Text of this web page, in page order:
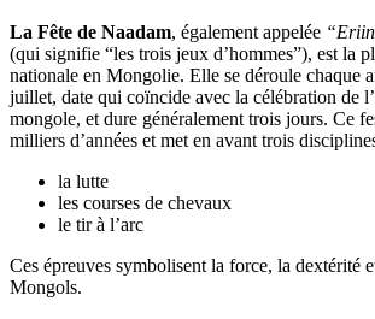
La Fête de Naadam, également appelée
(qui signifie “les trois jeux d’hommes”), est la
nationale en Mongolie. Elle se déroule chaque
juillet, date qui coïncide avec la célébration de
mongole, et dure généralement trois jours. Ce
milliers d’années et met en avant trois
la lutte
les courses de chevaux
le tir à l’arc
Ces épreuves symbolisent la force, la dextérité
Mongols.